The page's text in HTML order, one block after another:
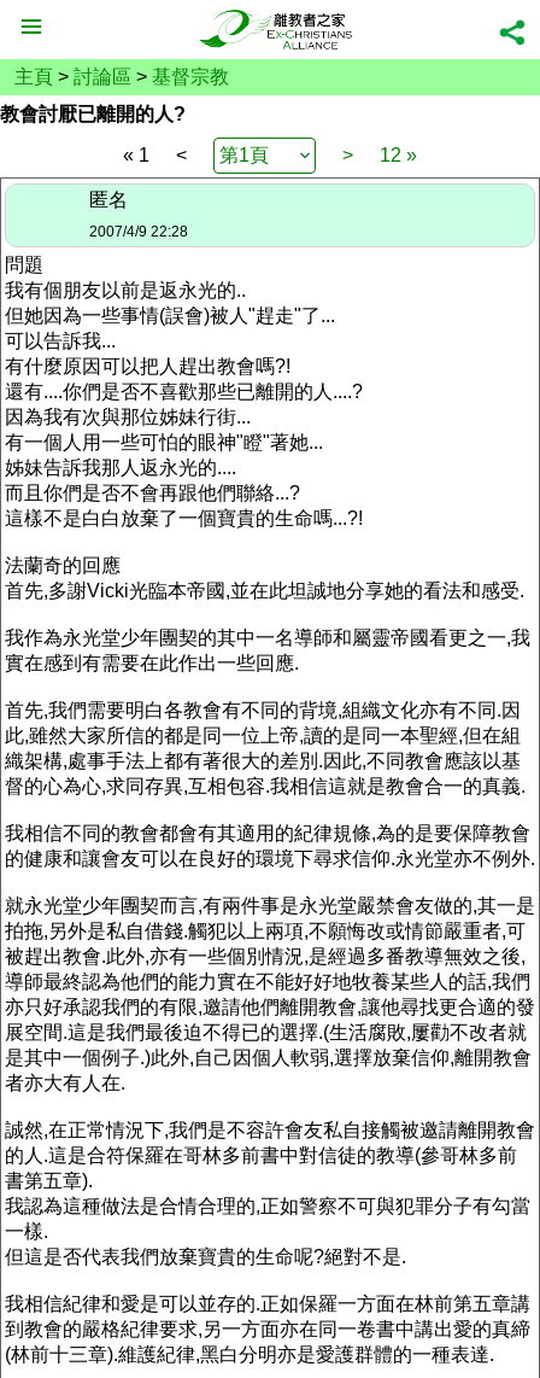
主頁 > 討論區 > 基督宗教
教會討厭已離開的人?
« 1
< > 12 »
匿名
2007/4/9 22:28
問題
我有個朋友以前是返永光的..
但她因為一些事情(誤會)被人"趕走"了...
可以告訴我...
有什麼原因可以把人趕出教會嗎?!
還有....你們是否不喜歡那些已離開的人....?
因為我有次與那位姊妹行街...
有一個人用一些可怕的眼神"瞪"著她...
姊妹告訴我那人返永光的....
而且你們是否不會再跟他們聯絡...?
這樣不是白白放棄了一個寶貴的生命嗎...?!
法蘭奇的回應
首先,多謝Vicki光臨本帝國,並在此坦誠地分享她的看法和感受.
我作為永光堂少年團契的其中一名導師和屬靈帝國看更之一,我
實在感到有需要在此作出一些回應.
首先,我們需要明白各教會有不同的背境,組織文化亦有不同.因
此,雖然大家所信的都是同一位上帝,讀的是同一本聖經,但在組
織架構,處事手法上都有著很大的差別.因此,不同教會應該以基
督的心為心,求同存異,互相包容.我相信這就是教會合一的真義.
我相信不同的教會都會有其適用的紀律規條,為的是要保障教會
的健康和讓會友可以在良好的環境下尋求信仰.永光堂亦不例外.
就永光堂少年團契而言,有兩件事是永光堂嚴禁會友做的,其一是
拍拖,另外是私自借錢.觸犯以上兩項,不願悔改或情節嚴重者,可
被趕出教會.此外,亦有一些個別情況,是經過多番教導無效之後,
導師最終認為他們的能力實在不能好好地牧養某些人的話,我們
亦只好承認我們的有限,邀請他們離開教會,讓他尋找更合適的發
展空間.這是我們最後迫不得已的選擇.(生活腐敗,屢勸不改者就
是其中一個例子.)此外,自己因個人軟弱,選擇放棄信仰,離開教會
者亦大有人在.
誠然,在正常情況下,我們是不容許會友私自接觸被邀請離開教會
的人.這是合符保羅在哥林多前書中對信徒的教導(參哥林多前
書第五章).
我認為這種做法是合情合理的,正如警察不可與犯罪分子有勾當
一樣.
但這是否代表我們放棄寶貴的生命呢?絕對不是.
我相信紀律和愛是可以並存的.正如保羅一方面在林前第五章講
到教會的嚴格紀律要求,另一方面亦在同一卷書中講出愛的真締
(林前十三章).維護紀律,黑白分明亦是愛護群體的一種表達.